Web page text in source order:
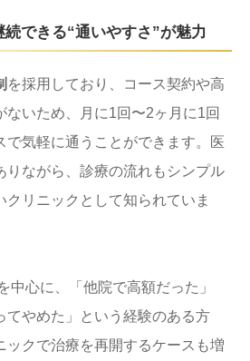
できる“通いやすさ”が魅力
を採用しており、コース契約や高
ないため、月に1回〜2ヶ月に1回
で気軽に通うことができます。医
りながら、診療の流れもシンプル
クリニックとして知られていま
中心に、「他院で高額だった」
てやめた」という経験のある方
ックで治療を再開するケースも増